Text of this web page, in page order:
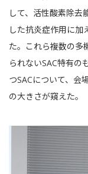
して、活性酸素除去
した抗炎症作用に加
た。これら複数の多
られないSAC特有の
つSACについて、会
の大きさが窺えた。